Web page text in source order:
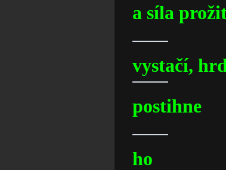
a síla
vystačí,
postihne
ho